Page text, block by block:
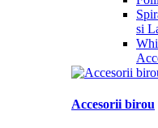
si
Accesorii birou